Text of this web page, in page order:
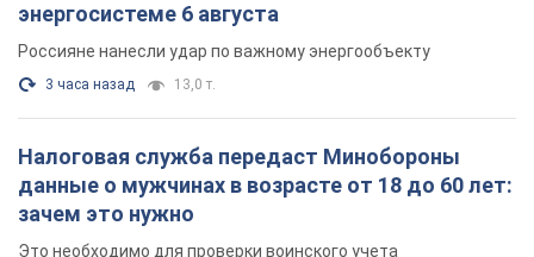
энергосистеме 6 августа
Россияне нанесли удар по важному энергообъекту
3 часа назад 13,0 т.
Налоговая служба передаст Минобороны
данные о мужчинах в возрасте от 18 до 60 лет:
зачем это нужно
Это необходимо для проверки воинского учета